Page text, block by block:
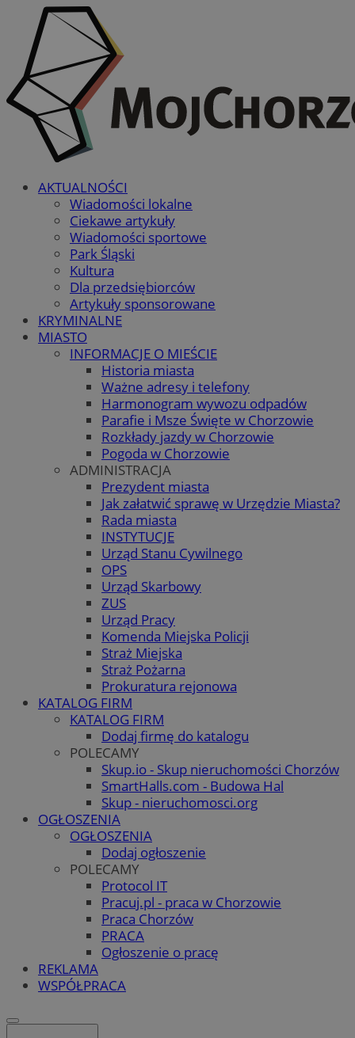
AKTUALNOŚCI
Wiadomości lokalne
Ciekawe artykuły
Wiadomości sportowe
Park Śląski
Kultura
Dla przedsiębiorców
Artykuły sponsorowane
KRYMINALNE
MIASTO
INFORMACJE O MIEŚCIE
Historia miasta
Ważne adresy i telefony
Harmonogram wywozu odpadów
Parafie i Msze Święte w Chorzowie
Rozkłady jazdy w Chorzowie
Pogoda w Chorzowie
ADMINISTRACJA
Prezydent miasta
Jak załatwić sprawę w Urzędzie Miasta?
Rada miasta
INSTYTUCJE
Urząd Stanu Cywilnego
OPS
Urząd Skarbowy
ZUS
Urząd Pracy
Komenda Miejska Policji
Straż Miejska
Straż Pożarna
Prokuratura rejonowa
KATALOG FIRM
KATALOG FIRM
Dodaj firmę do katalogu
POLECAMY
Skup.io - Skup nieruchomości Chorzów
SmartHalls.com - Budowa Hal
Skup - nieruchomosci.org
OGŁOSZENIA
OGŁOSZENIA
Dodaj ogłoszenie
POLECAMY
Protocol IT
Pracuj.pl - praca w Chorzowie
Praca Chorzów
PRACA
Ogłoszenie o pracę
REKLAMA
WSPÓŁPRACA